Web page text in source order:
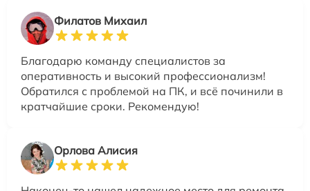
Филатов Михаил
Благодарю команду специалистов за
оперативность и высокий профессионализм!
Обратился с проблемой на ПК, и всё починили в
кратчайшие сроки. Рекомендую!
Орлова Алисия